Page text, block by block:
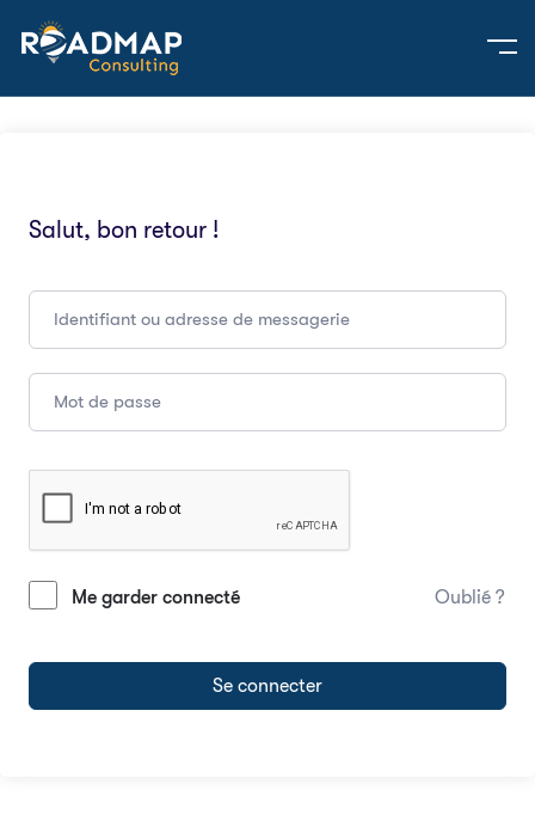
Salut, bon retour !
Me garder connecté Oublié ?
Se connecter